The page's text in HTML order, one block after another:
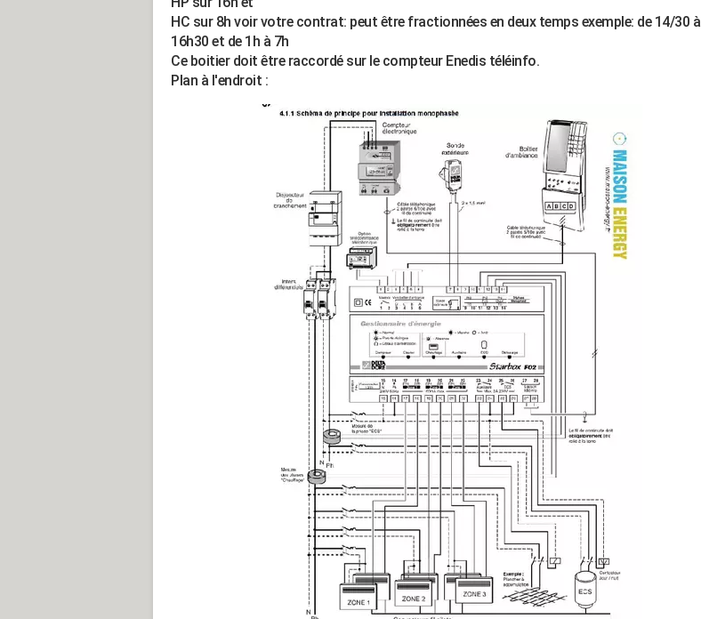
HC sur 8h voir votre contrat: peut être fractionnées en deux temps exemple: de 14/30 à
16h30 et de 1h à 7h
Ce boitier doit être raccordé sur le compteur Enedis téléinfo.
Plan à l'endroit :